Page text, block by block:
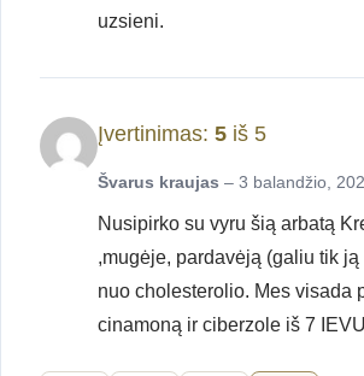
uzsieni.
Įvertinimas: 5 iš 5
Švarus kraujas – 3 balandžio,
Nusipirko su vyru šią arbatą
,mugėje, pardavėją (galiu tik
nuo cholesterolio. Mes visada
cinamoną ir ciberzole iš 7